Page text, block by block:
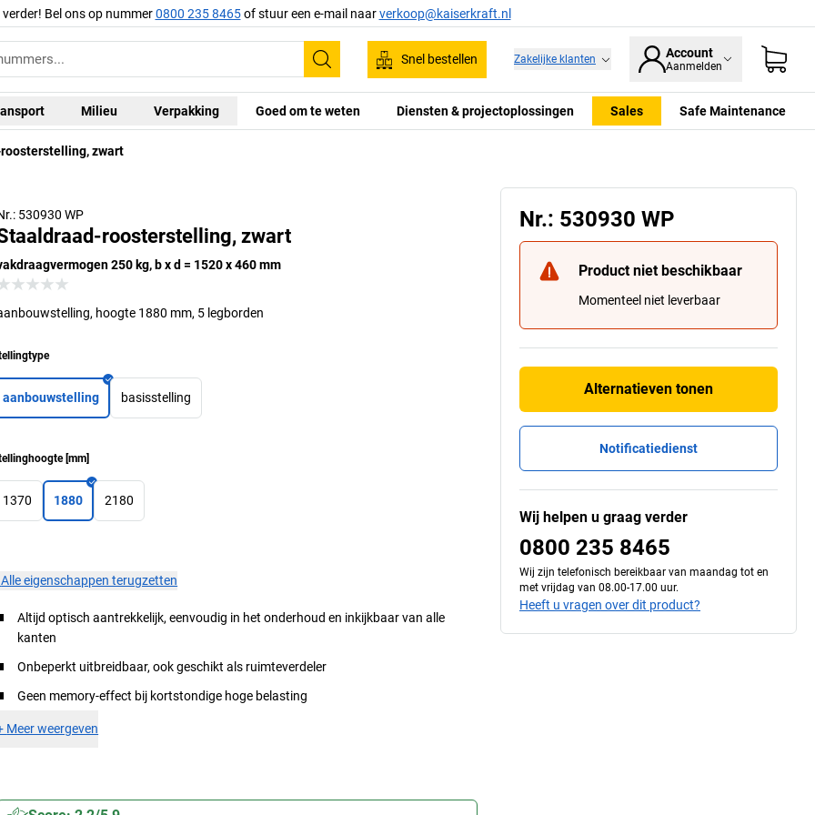
Bel ons op nummer0800 235 8465of stuur een e-mail naarverkoop@kaiserkraft.nl
Zoeken
Snel bestellen Zakelijke klanten Account
Aanmelden
Milieu Verpakking Goed om te weten Diensten & projectoplossingen Sales Safe Maintenance
zwart
530930 WP
roosterstelling, zwart
250 kg, b x d = 1520 x 460 mm
hoogte 1880 mm, 5 legborden
aanbouwstelling basisstelling
[mm]
1370 1880 2180
Alle eigenschappen terugzetten
Altijd optisch aantrekkelijk, eenvoudig in het onderhoud en inkijkbaar van alle
kanten
Onbeperkt uitbreidbaar, ook geschikt als ruimteverdeler
Geen memory-effect bij kortstondige hoge belasting
Meer weergeven
Nr.: 530930 WP
Product niet beschikbaar
Momenteel niet leverbaar
Alternatieven tonen
Notificatiedienst
Wij helpen u graag verder
0800 235 8465
Wij zijn telefonisch bereikbaar van maandag tot en
met vrijdag van 08.00-17.00 uur.
Heeft u vragen over dit product?